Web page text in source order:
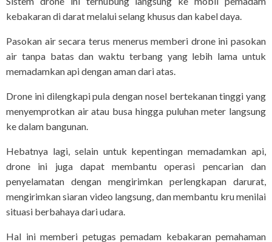
kebakaran di darat melalui selang khusus dan kabel daya.
Pasokan air secara terus menerus memberi drone ini pasokan
air tanpa batas dan waktu terbang yang lebih lama untuk
memadamkan api dengan aman dari atas.
Drone ini dilengkapi pula dengan nosel bertekanan tinggi yang
menyemprotkan air atau busa hingga puluhan meter langsung
ke dalam bangunan.
Hebatnya lagi, selain untuk kepentingan memadamkan api,
drone ini juga dapat membantu operasi pencarian dan
penyelamatan dengan mengirimkan perlengkapan darurat,
mengirimkan siaran video langsung, dan membantu kru menilai
situasi berbahaya dari udara.
Hal ini memberi petugas pemadam kebakaran pemahaman